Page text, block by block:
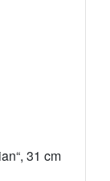
31 cm